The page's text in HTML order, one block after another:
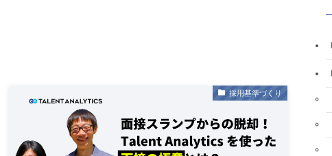
採用基準づくり